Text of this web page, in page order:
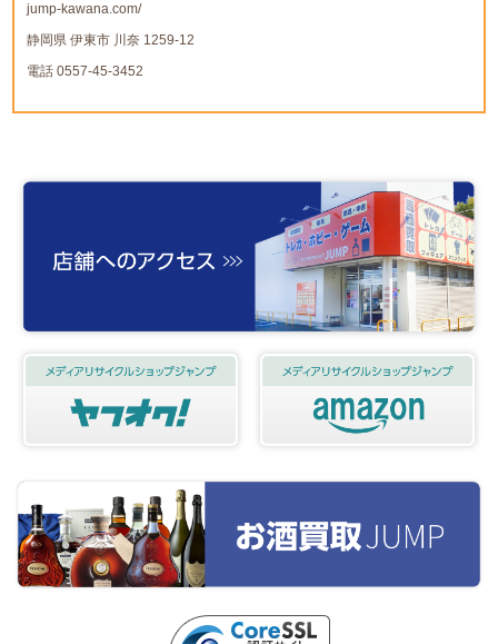
jump-kawana.com/
静岡県 伊東市 川奈 1259-12
電話 0557-45-3452